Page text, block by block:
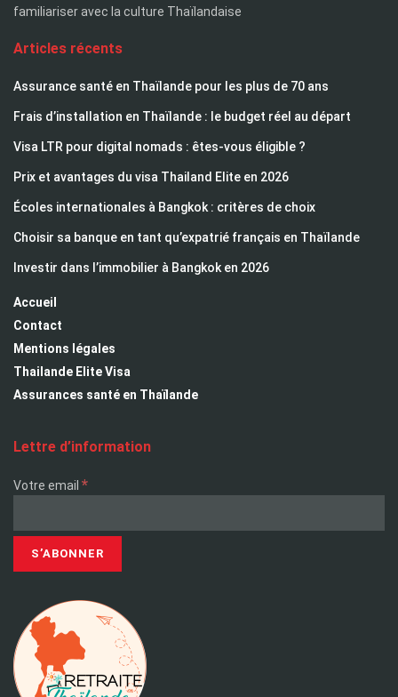
familiariser avec la culture Thaïlandaise
Articles récents
Assurance santé en Thaïlande pour les plus de 70 ans
Frais d’installation en Thaïlande : le budget réel au départ
Visa LTR pour digital nomads : êtes-vous éligible ?
Prix et avantages du visa Thailand Elite en 2026
Écoles internationales à Bangkok : critères de choix
Choisir sa banque en tant qu’expatrié français en Thaïlande
Investir dans l’immobilier à Bangkok en 2026
Accueil
Contact
Mentions légales
Thailande Elite Visa
Assurances santé en Thaïlande
Lettre d’information
Votre email *